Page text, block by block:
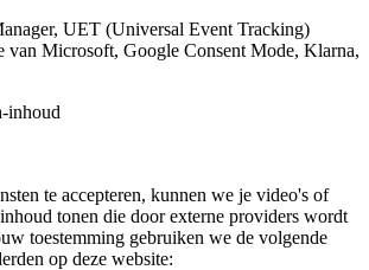
UET (Universal Event Tracking)
van Microsoft, Google Consent Mode, Klarna,
inhoud
te accepteren, kunnen we je video's of
tonen die door externe providers wordt
toestemming gebruiken we de volgende
op deze website: